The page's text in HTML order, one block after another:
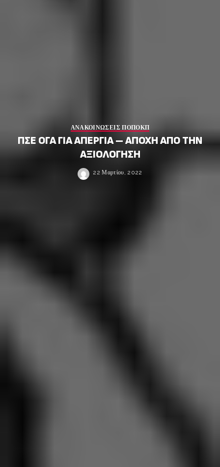
ΑΝΑΚΟΙΝΩΣΕΙΣ ΠΟΠΟΚΠ
ΠΣΕ ΟΓΑ ΓΙΑ ΑΠΕΡΓΙΑ – ΑΠΟΧΗ ΑΠΟ ΤΗΝ
ΑΞΙΟΛΟΓΗΣΗ
22 Μαρτίου, 2022